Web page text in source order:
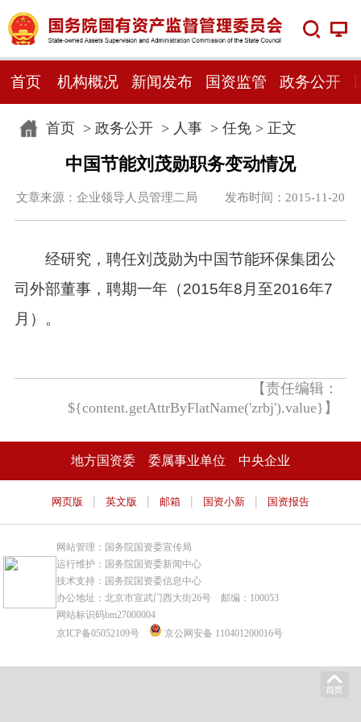
首页 机构概况 新闻发布 国资监管 政务公开
首页> 政务公开> 人事> 任免> 正文
中国节能刘茂勋职务变动情况
文章来源：企业领导人员管理二局 发布时间：2015-11-20
经研究，聘任刘茂勋为中国节能环保集团公
司外部董事，聘期一年（2015年8月至2016年7
月）。
【责任编辑：
${content.getAttrByFlatName('zrbj').value}】
地方国资委 委属事业单位 中央企业
网页版 | 英文版 | 邮箱 | 国资小新 | 国资报告
网站管理：国务院国资委宣传局
运行维护：国务院国资委新闻中心
技术支持：国务院国资委信息中心
办公地址：北京市宣武门西大街26号 邮编：100053
网站标识码bm27000004
京ICP备05052109号
京公网安备 110401200016号